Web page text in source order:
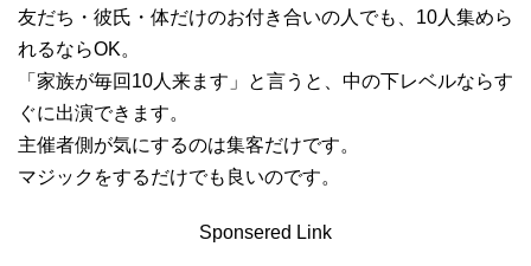
友だち・彼氏・体だけのお付き合いの人でも、10人集めら
れるならOK。
「家族が毎回10人来ます」と言うと、中の下レベルならす
ぐに出演できます。
主催者側が気にするのは集客だけです。
マジックをするだけでも良いのです。
Sponsered Link